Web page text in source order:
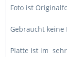
Foto ist
Gebraucht keine
Platte ist im